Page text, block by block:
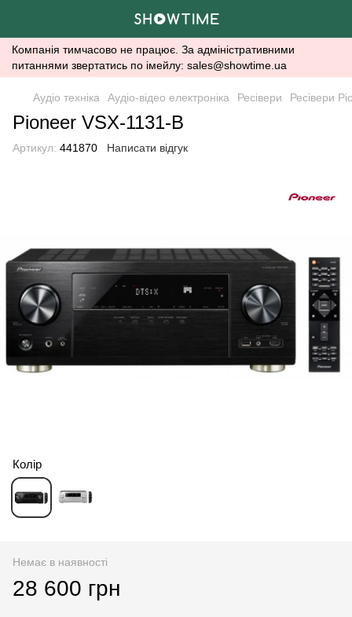
Компанія тимчасово не працює. За адміністративними
питаннями звертатись по імейлу: sales@showtime.ua
Аудіо техніка Аудіо-відео електроніка Ресівери Ресівери
Pioneer VSX-1131-B
Артикул: 441870 Написати відгук
Колір
Немає в наявності
28 600 грн